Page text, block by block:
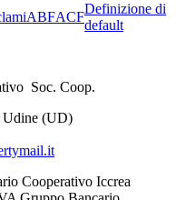
ABFACF
Definizione di
default
Soc. Coop.
Udine (UD)
Cooperativo Iccrea